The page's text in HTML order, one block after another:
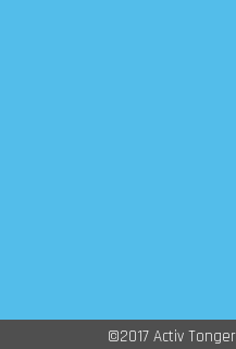
©2017 Activ